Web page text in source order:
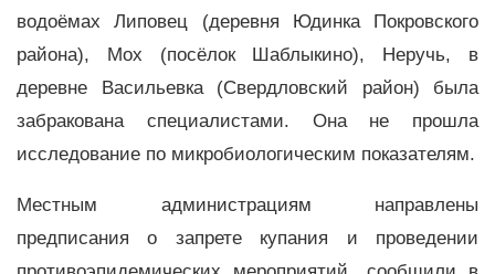
водоёмах Липовец (деревня Юдинка Покровского
района), Мох (посёлок Шаблыкино), Неручь, в
деревне Васильевка (Свердловский район) была
забракована специалистами. Она не прошла
исследование по микробиологическим показателям.
Местным администрациям направлены
предписания о запрете купания и проведении